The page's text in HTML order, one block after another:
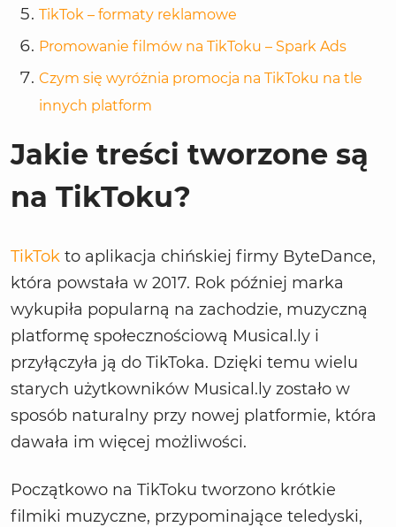
TikTok – formaty reklamowe
Promowanie filmów na TikToku – Spark Ads
Czym się wyróżnia promocja na TikToku na tle
innych platform
Jakie treści tworzone są
na TikToku?
TikTok to aplikacja chińskiej firmy ByteDance,
która powstała w 2017. Rok później marka
wykupiła popularną na zachodzie, muzyczną
platformę społecznościową Musical.ly i
przyłączyła ją do TikToka. Dzięki temu wielu
starych użytkowników Musical.ly zostało w
sposób naturalny przy nowej platformie, która
dawała im więcej możliwości.
Początkowo na TikToku tworzono krótkie
filmiki muzyczne, przypominające teledyski,